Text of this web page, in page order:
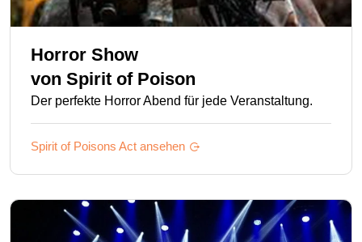
Horror Show
von Spirit of Poison
Der perfekte Horror Abend für jede Veranstaltung.
Spirit of Poisons Act ansehen